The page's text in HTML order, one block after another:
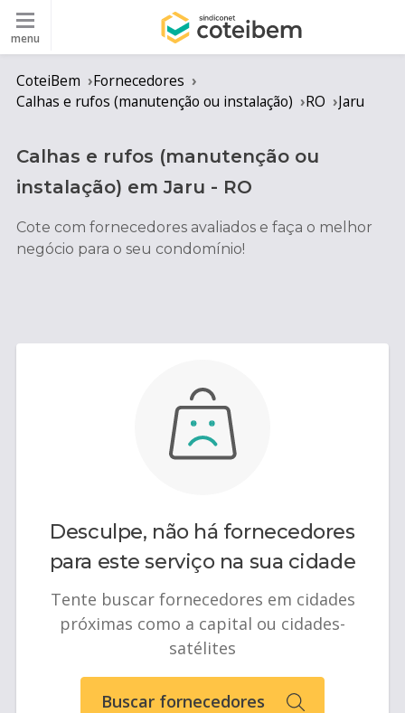
menu
CoteiBem
Fornecedores
Calhas e rufos (manutenção ou instalação)
RO Jaru
Calhas e rufos (manutenção ou
instalação) em Jaru - RO
Cote com fornecedores avaliados e faça o melhor
negócio para o seu condomínio!
Desculpe, não há fornecedores
para este serviço na sua cidade
Tente buscar fornecedores em cidades
próximas como a capital ou cidades-
satélites
Buscar fornecedores